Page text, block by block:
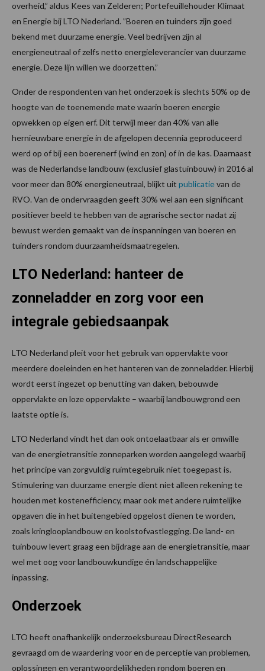
overheid,” aldus Kees van Zelderen; Portefeuillehouder Klimaat
en Energie bij LTO Nederland. ”Boeren en tuinders zijn goed
bekend met duurzame energie. Veel bedrijven zijn al
energieneutraal of zelfs netto energieleverancier van duurzame
energie. Deze lijn willen we doorzetten.”
Onder de respondenten van het onderzoek is slechts 50% op de
hoogte van de toenemende mate waarin boeren energie
opwekken op eigen erf. Dit terwijl meer dan 40% van alle
hernieuwbare energie in de afgelopen decennia geproduceerd
werd op of bij een boerenerf (wind en zon) of in de kas. Daarnaast
was de Nederlandse landbouw (exclusief glastuinbouw) in 2016 al
voor meer dan 80% energieneutraal, blijkt uit publicatievan de
RVO. Van de ondervraagden geeft 30% wel aan een significant
positiever beeld te hebben van de agrarische sector nadat zij
bewust werden gemaakt van de inspanningen van boeren en
tuinders rondom duurzaamheidsmaatregelen.
LTO Nederland: hanteer de
zonneladder en zorg voor een
integrale gebiedsaanpak
LTO Nederland pleit voor het gebruik van oppervlakte voor
meerdere doeleinden en het hanteren van de zonneladder. Hierbij
wordt eerst ingezet op benutting van daken, bebouwde
oppervlakte en loze oppervlakte – waarbij landbouwgrond een
laatste optie is.
LTO Nederland vindt het dan ook ontoelaatbaar als er omwille
van de energietransitie zonneparken worden aangelegd waarbij
het principe van zorgvuldig ruimtegebruik niet toegepast is.
Stimulering van duurzame energie dient niet alleen rekening te
houden met kostenefficiency, maar ook met andere ruimtelijke
opgaven die in het buitengebied opgelost dienen te worden,
zoals kringlooplandbouw en koolstofvastlegging. De land- en
tuinbouw levert graag een bijdrage aan de energietransitie, maar
wel met oog voor landbouwkundige én landschappelijke
inpassing.
Onderzoek
LTO heeft onafhankelijk onderzoeksbureau DirectResearch
gevraagd om de waardering voor en de perceptie van problemen,
oplossingen en verantwoordelijkheden rondom boeren en